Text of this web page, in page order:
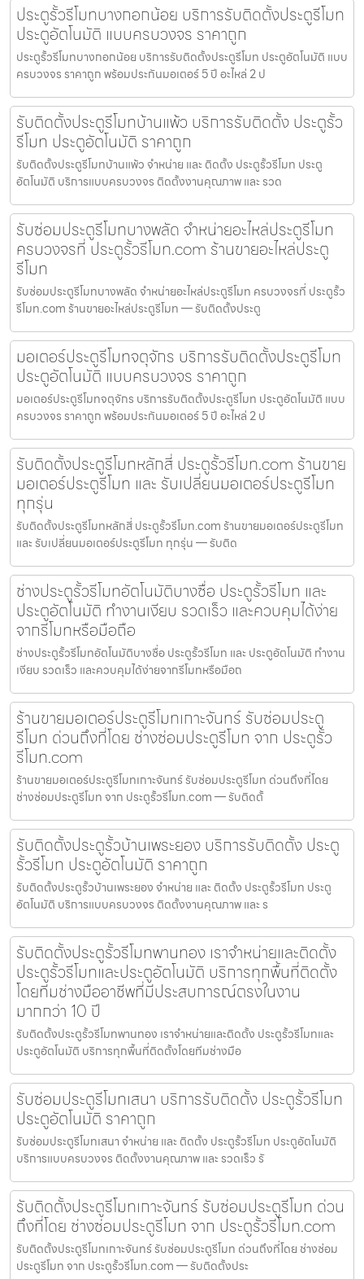
ประตูรั้วรีโมทบางกอกน้อย บริการรับติดตั้งประตูรีโมท
ประตูอัตโนมัติ แบบครบวงจร ราคาถูก
ประตูรั้วรีโมทบางกอกน้อย บริการรับติดตั้งประตูรีโมท ประตูอัตโนมัติ แบบ
ครบวงจร ราคาถูก พร้อมประกันมอเตอร์ 5 ปี อะไหล่ 2 ป
รับติดตั้งประตูรีโมทบ้านแพ้ว บริการรับติดตั้ง ประตูรั้ว
รีโมท ประตูอัตโนมัติ ราคาถูก
รับติดตั้งประตูรีโมทบ้านแพ้ว จำหน่าย และ ติดตั้ง ประตูรั้วรีโมท ประตู
อัตโนมัติ บริการแบบครบวงจร ติดตั้งงานคุณภาพ และ รวด
รับซ่อมประตูรีโมทบางพลัด จำหน่ายอะไหล่ประตูรีโมท
ครบวงจรที่ ประตูรั้วรีโมท.com ร้านขายอะไหล่ประตู
รีโมท
รับซ่อมประตูรีโมทบางพลัด จำหน่ายอะไหล่ประตูรีโมท ครบวงจรที่ ประตูรั้ว
รีโมท.com ร้านขายอะไหล่ประตูรีโมท — รับติดตั้งประตู
มอเตอร์ประตูรีโมทจตุจักร บริการรับติดตั้งประตูรีโมท
ประตูอัตโนมัติ แบบครบวงจร ราคาถูก
มอเตอร์ประตูรีโมทจตุจักร บริการรับติดตั้งประตูรีโมท ประตูอัตโนมัติ แบบ
ครบวงจร ราคาถูก พร้อมประกันมอเตอร์ 5 ปี อะไหล่ 2 ป
รับติดตั้งประตูรีโมทหลักสี่ ประตูรั้วรีโมท.com ร้านขาย
มอเตอร์ประตูรีโมท และ รับเปลี่ยนมอเตอร์ประตูรีโมท
ทุกรุ่น
รับติดตั้งประตูรีโมทหลักสี่ ประตูรั้วรีโมท.com ร้านขายมอเตอร์ประตูรีโมท
และ รับเปลี่ยนมอเตอร์ประตูรีโมท ทุกรุ่น — รับติด
ช่างประตูรั้วรีโมทอัตโนมัติบางซื่อ ประตูรั้วรีโมท และ
ประตูอัตโนมัติ ทำงานเงียบ รวดเร็ว และควบคุมได้ง่าย
จากรีโมทหรือมือถือ
ช่างประตูรั้วรีโมทอัตโนมัติบางซื่อ ประตูรั้วรีโมท และ ประตูอัตโนมัติ ทำงาน
เงียบ รวดเร็ว และควบคุมได้ง่ายจากรีโมทหรือมือถ
ร้านขายมอเตอร์ประตูรีโมทเกาะจันทร์ รับซ่อมประตู
รีโมท ด่วนถึงที่โดย ช่างซ่อมประตูรีโมท จาก ประตูรั้ว
รีโมท.com
ร้านขายมอเตอร์ประตูรีโมทเกาะจันทร์ รับซ่อมประตูรีโมท ด่วนถึงที่โดย
ช่างซ่อมประตูรีโมท จาก ประตูรั้วรีโมท.com — รับติดตั้
รับติดตั้งประตูรั้วบ้านเพระยอง บริการรับติดตั้ง ประตู
รั้วรีโมท ประตูอัตโนมัติ ราคาถูก
รับติดตั้งประตูรั้วบ้านเพระยอง จำหน่าย และ ติดตั้ง ประตูรั้วรีโมท ประตู
อัตโนมัติ บริการแบบครบวงจร ติดตั้งงานคุณภาพ และ ร
รับติดตั้งประตูรั้วรีโมทพานทอง เราจำหน่ายและติดตั้ง
ประตูรั้วรีโมทและประตูอัตโนมัติ บริการทุกพื้นที่ติดตั้ง
โดยทีมช่างมืออาชีพที่มีประสบการณ์ตรงในงาน
มากกว่า 10 ปี
รับติดตั้งประตูรั้วรีโมทพานทอง เราจำหน่ายและติดตั้ง ประตูรั้วรีโมทและ
ประตูอัตโนมัติ บริการทุกพื้นที่ติดตั้งโดยทีมช่างมือ
รับซ่อมประตูรีโมทเสนา บริการรับติดตั้ง ประตูรั้วรีโมท
ประตูอัตโนมัติ ราคาถูก
รับซ่อมประตูรีโมทเสนา จำหน่าย และ ติดตั้ง ประตูรั้วรีโมท ประตูอัตโนมัติ
บริการแบบครบวงจร ติดตั้งงานคุณภาพ และ รวดเร็ว รั
รับติดตั้งประตูรีโมทเกาะจันทร์ รับซ่อมประตูรีโมท ด่วน
ถึงที่โดย ช่างซ่อมประตูรีโมท จาก ประตูรั้วรีโมท.com
รับติดตั้งประตูรีโมทเกาะจันทร์ รับซ่อมประตูรีโมท ด่วนถึงที่โดย ช่างซ่อม
ประตูรีโมท จาก ประตูรั้วรีโมท.com — รับติดตั้งประ